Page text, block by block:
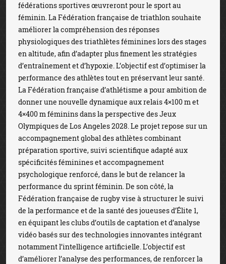
fédérations sportives œuvreront pour le sport au
féminin. La Fédération française de triathlon souhaite
améliorer la compréhension des réponses
physiologiques des triathlètes féminines lors des stages
en altitude, afin d’adapter plus finement les stratégies
d’entraînement et d’hypoxie. L’objectif est d’optimiser la
performance des athlètes tout en préservant leur santé.
La Fédération française d’athlétisme a pour ambition de
donner une nouvelle dynamique aux relais 4×100 m et
4×400 m féminins dans la perspective des Jeux
Olympiques de Los Angeles 2028. Le projet repose sur un
accompagnement global des athlètes combinant
préparation sportive, suivi scientifique adapté aux
spécificités féminines et accompagnement
psychologique renforcé, dans le but de relancer la
performance du sprint féminin. De son côté, la
Fédération française de rugby vise à structurer le suivi
de la performance et de la santé des joueuses d’Élite 1,
en équipant les clubs d’outils de captation et d’analyse
vidéo basés sur des technologies innovantes intégrant
notamment l’intelligence artificielle. L’objectif est
d’améliorer l’analyse des performances, de renforcer la